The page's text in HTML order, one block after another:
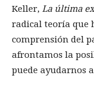
Keller, La última
radical teoría que
comprensión del
afrontamos la
puede ayudarnos